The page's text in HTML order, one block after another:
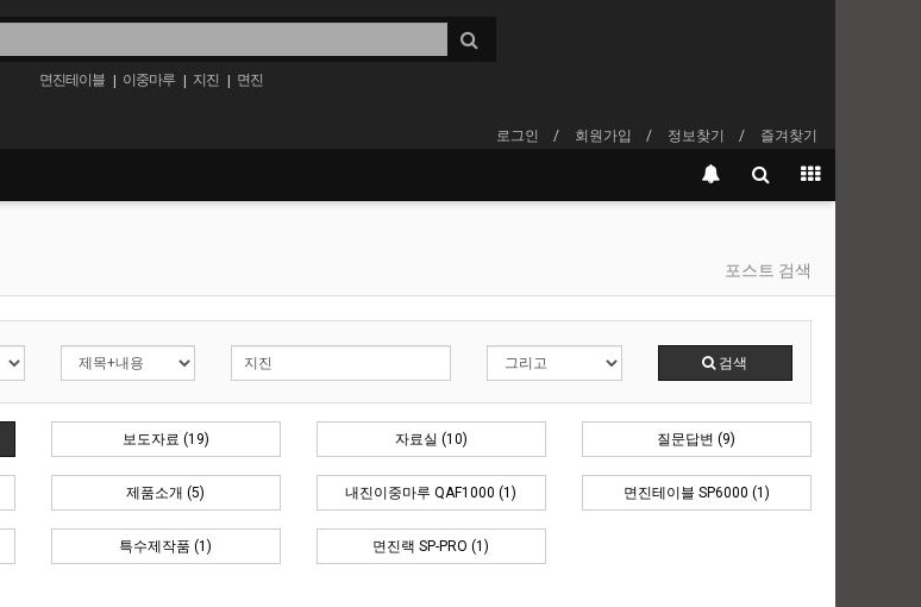
면진테이블 | 이중마루 | 지진 | 면진
로그인 회원가입 정보찾기 즐겨찾기
포스트 검색
검색
보도자료 (19) 자료실 (10) 질문답변 (9)
제품소개 (5) 내진이중마루 QAF1000 (1) 면진테이블 SP6000 (1)
특수제작품 (1) 면진랙 SP-PRO (1)